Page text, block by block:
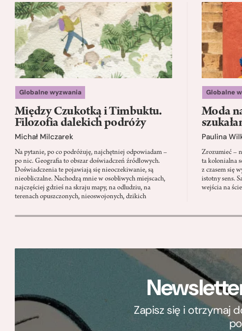
Globalne wyzwania
Między Czukotką i Timbuktu.
Filozofia dalekich podróży
Michał Milczarek
Na pytanie, po co podróżuję, najchętniej odpowiadam –
po nic. Geografia to obszar doświadczeń źródłowych.
Doświadczenia te pojawiają się nieoczekiwanie, są
nieobliczalne. Nachodzą mnie w osobliwych miejscach,
najczęściej gdzieś na skraju mapy, na odludziu, na
terenach opuszczonych, nieoswojonych, dzikich
Globalne
Moda
Paulina
Zrozumieć –
ta kolonialna
z czasem się
istotny sens.
wejścia na
Zapisz się i otrzymaj